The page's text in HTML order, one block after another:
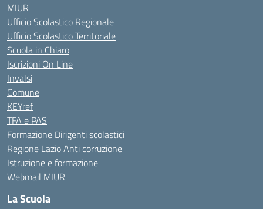
MIUR
Ufficio Scolastico Regionale
Ufficio Scolastico Territoriale
Scuola in Chiaro
Iscrizioni On Line
Invalsi
Comune
KEYref
TFA e PAS
Formazione Dirigenti scolastici
Regione Lazio Anti corruzione
Istruzione e formazione
Webmail MIUR
La Scuola